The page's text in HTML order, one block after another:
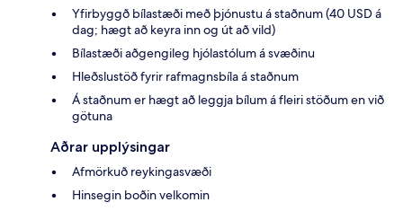
Yfirbyggð bílastæði með þjónustu á staðnum (40 USD á
dag; hægt að keyra inn og út að vild)
Bílastæði aðgengileg hjólastólum á svæðinu
Hleðslustöð fyrir rafmagnsbíla á staðnum
Á staðnum er hægt að leggja bílum á fleiri stöðum en við
götuna
Aðrar upplýsingar
Afmörkuð reykingasvæði
Hinsegin boðin velkomin